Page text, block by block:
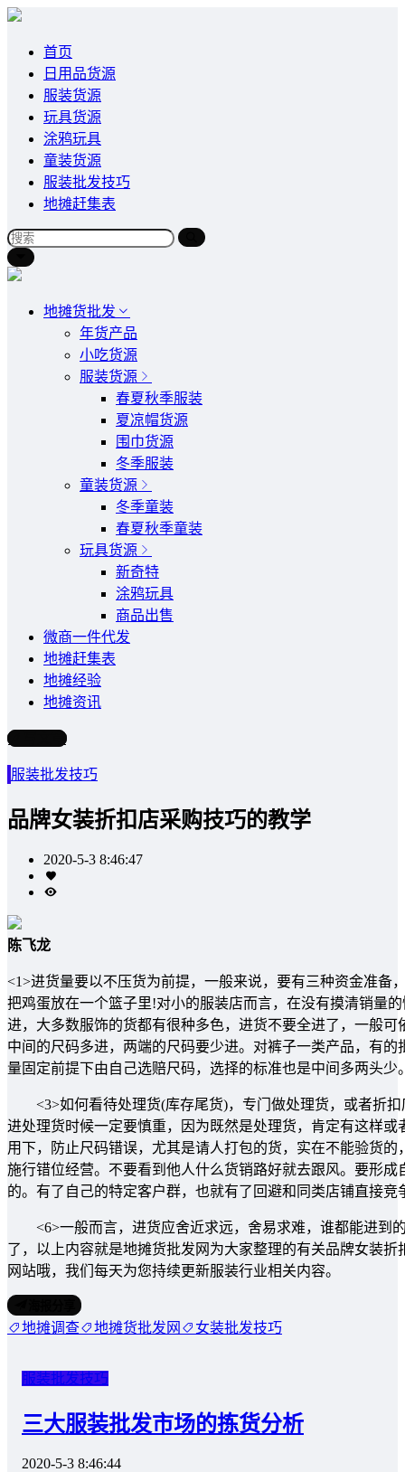
首页
日用品货源
服装货源
玩具货源
涂鸦玩具
童装货源
服装批发技巧
地摊赶集表
地摊货批发
年货产品
小吃货源
服装货源
春夏秋季服装
夏凉帽货源
围巾货源
冬季服装
童装货源
冬季童装
春夏秋季童装
玩具货源
新奇特
涂鸦玩具
商品出售
微商一件代发
地摊赶集表
地摊经验
地摊资讯
写文章
服装批发技巧
品牌女装折扣店采购技巧的教学
2020-5-3 8:46:47
陈飞龙
<1>进货量要以不压货为前提，一般来说，要有三种资金准备
把鸡蛋放在一个篮子里!对小的服装店而言，在没有摸清销
进，大多数服饰的货都有很种多色，进货不要全进了，一般
中间的尺码多进，两端的尺码要少进。对裤子一类产品，有
量固定前提下由自己选赔尺码，选择的标准也是中间多两头
<3>如何看待处理货(库存尾货)，专门做处理货，或者折扣
进处理货时候一定要慎重，因为既然是处理货，肯定有这
用下，防止尺码错误，尤其是请人打包的货，实在不能验
施行错位经营。不要看到他人什么货销路好就去跟风。要形
的。有了自己的特定客户群，也就有了回避和同类店铺直接
<6>一般而言，进货应舍近求远，舍易求难，谁都能进到
了，以上内容就是地摊货批发网为大家整理的有关品牌女装
网站哦，我们每天为您持续更新服装行业相关内容。
地摊调查 地摊货批发网 女装批发技巧
服装批发技巧
三大服装批发市场的拣货分析
2020-5-3 8:46:44